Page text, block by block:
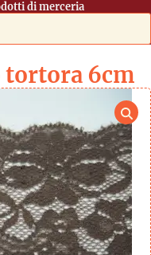
di merceria
tortora 6cm